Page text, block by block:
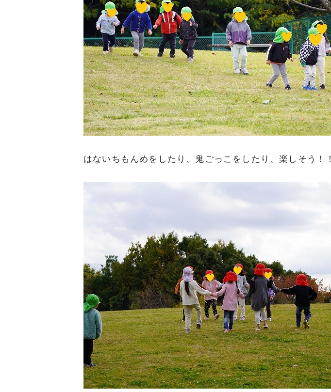
はないちもんめをしたり、鬼ごっこをしたり、楽しそう！！